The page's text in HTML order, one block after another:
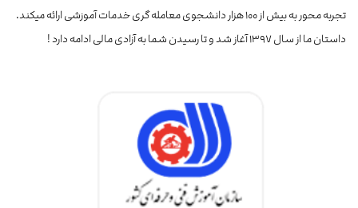
تجربه محور به بیش از ۱۰۰ هزار دانشجوی معامله گری خدمات آموزشی ارائه میکند.
داستان ما از سال ۱۳۹۷ آغاز شد و تا رسیدن شما به آزادی مالی ادامه دارد !